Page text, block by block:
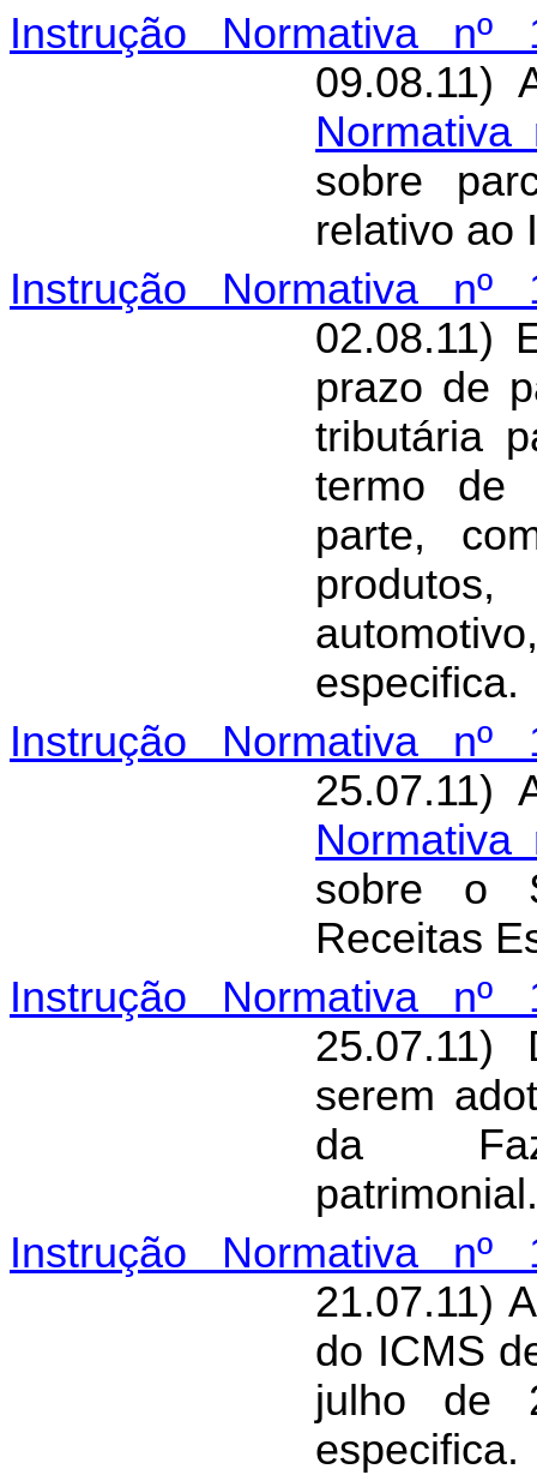
Instrução Normativa nº
09.08.11)
sobre
relativo ao
Instrução Normativa nº
02.08.11)
prazo de
tributária
termo de
parte,
especifica.
Instrução Normativa nº
25.07.11)
sobre o
Receitas
Instrução Normativa nº
25.07.11)
serem
da
Instrução Normativa nº
21.07.11)
do ICMS
julho de
especifica.